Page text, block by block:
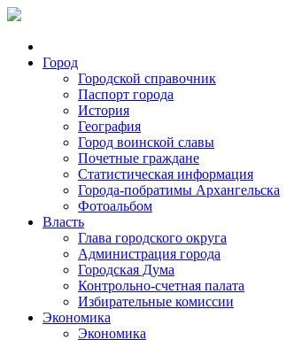
Город
Городской справочник
Паспорт города
История
География
Город воинской славы
Почетные граждане
Статистическая информация
Города-побратимы Архангельска
Фотоальбом
Власть
Глава городского округа
Администрация города
Городская Дума
Контрольно-счетная палата
Избирательные комиссии
Экономика
Экономика